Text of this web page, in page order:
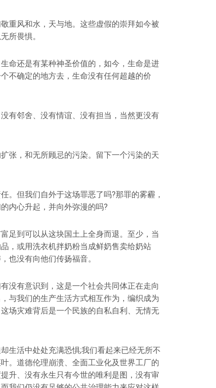
重风和水，天与地。这些虚假的崇拜如今被
所畏惧。
命还是有某种神圣价值的，如今，生命是进
不确定的地方去，生命没有任何超越的价
有邻舍、没有情谊、没有担当，当然更没有
张，和无所顾忌的污染。留下一个污染的天
。但我们自外于这场罪恶了吗?那罪的雾霾，
内心升起，并向外弥漫的吗?
足到可以从这块国土上全身而退。至少，当
，或用洗衣机拌奶粉当成鲜奶售卖给奶站
也没有向他们传扬福音。
没有意识到，这是一个社会共同体正在走向
与我们的生产生活方式相互作为，编织成为
场灾难背后是一个民族的自私自利、无情无
生活中处处充满恐惧;我们看起来已经无所不
。道德伦理崩溃、全面工业化及世界工厂的
升、没有永生只有今世的唯利是图，没有审